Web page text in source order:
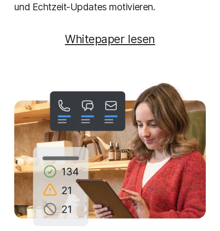
und Echtzeit-Updates motivieren.
Whitepaper lesen